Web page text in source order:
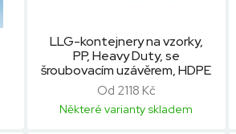
LLG-kontejnery na vzorky,
PP, Heavy Duty, se
šroubovacím uzávěrem, HDPE
Od 2118 Kč
Některé varianty skladem